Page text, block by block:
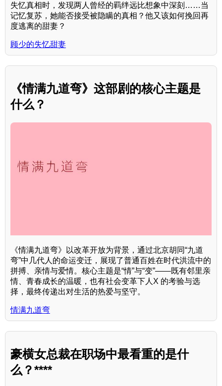
失忆真相时，发现两人曾经的羁绊远比想象中深刻……当
记忆复苏，她能否接受被隐瞒的真相？他又该如何挽回再
度逃离的甜妻？
顾少的失忆甜妻
《情满九道弯》这部剧的核心主题是
什么？
《情满九道弯》以改革开放为背景，通过北京胡同“九道
弯”中几代人的命运变迁，展现了普通百姓在时代洪流中的
拼搏、亲情与爱情。核心主题是“情”与“变”——既有邻里亲
情、青春成长的温暖，也有社会变革下人X 的考验与选
择，最终传递出对生活的热爱与坚守。
情满九道弯
豪横女总裁在职场中最看重的是什
么？****